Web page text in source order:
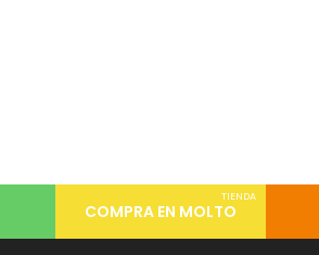
COMPRA EN MOLTO
TIENDA